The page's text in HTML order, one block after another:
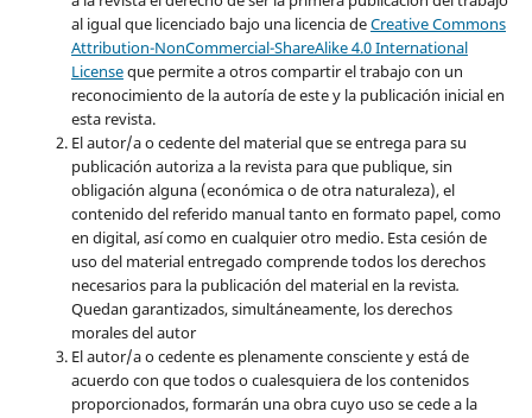
al igual que licenciado bajo una licencia deCreative Commons
Attribution-NonCommercial-ShareAlike 4.0 International
Licenseque permite a otros compartir el trabajo con un
reconocimiento de la autoría de este y la publicación inicial en
esta revista.
El autor/a o cedente del material que se entrega para su
publicación autoriza a la revista para que publique, sin
obligación alguna (económica o de otra naturaleza), el
contenido del referido manual tanto en formato papel, como
en digital, así como en cualquier otro medio. Esta cesión de
uso del material entregado comprende todos los derechos
necesarios para la publicación del material en la revista.
Quedan garantizados, simultáneamente, los derechos
morales del autor
El autor/a o cedente es plenamente consciente y está de
acuerdo con que todos o cualesquiera de los contenidos
proporcionados, formarán una obra cuyo uso se cede a la